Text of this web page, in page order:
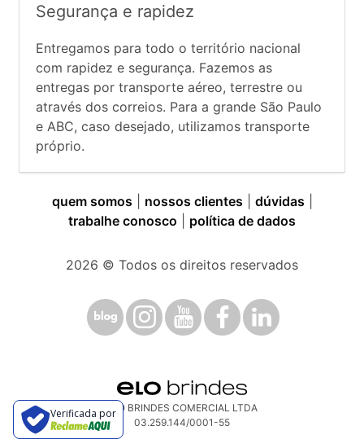
Segurança e rapidez
Entregamos para todo o território nacional
com rapidez e segurança. Fazemos as
entregas por transporte aéreo, terrestre ou
através dos correios. Para a grande São Paulo
e ABC, caso desejado, utilizamos transporte
próprio.
quem somos nossos clientes dúvidas
trabalhe conosco
política de dados
2026 © Todos os direitos reservados
ELO BRINDES COMERCIAL LTDA
03.259.144/0001-55
Verificada por